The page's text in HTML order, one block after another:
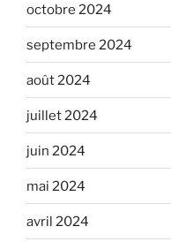
octobre 2024
septembre 2024
août 2024
juillet 2024
juin 2024
mai 2024
avril 2024